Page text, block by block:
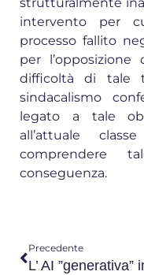
intervento per
processo fallito
per
difficoltà di tale
sindacalismo
legato a tale
all’attuale
comprendere
conseguenza.
Precedente